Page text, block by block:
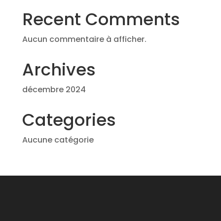
Recent Comments
Aucun commentaire à afficher.
Archives
décembre 2024
Categories
Aucune catégorie